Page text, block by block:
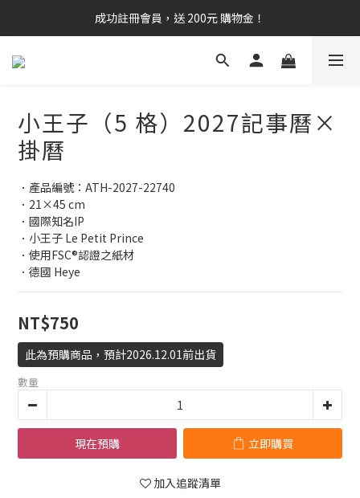
成功註冊會員，送 200元 購物金！
小王子（5 格）2027記事曆×
掛曆
．產品編號：ATH-2027-22740
．21×45 cm
．國際知名IP
．小王子 Le Petit Prince
．使用FSC®認證之紙材
．德國 Heye
NT$750
此為預購商品，預計2026.12.01前出貨
數量
現在預購 立即購買
加入追蹤清單